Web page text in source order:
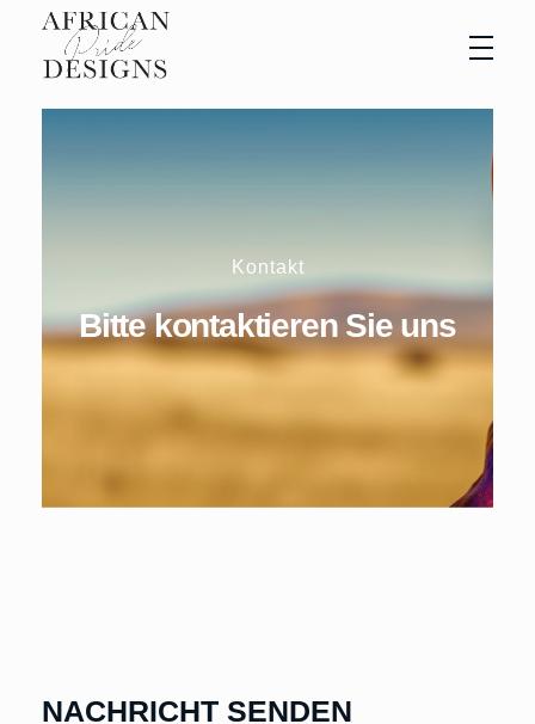
Kontakt
Bitte kontaktieren Sie uns
NACHRICHT SENDEN